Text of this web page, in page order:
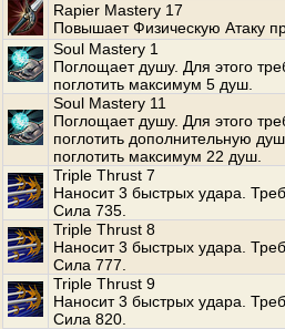
Rapier Mastery 17
Повышает Физическую Атаку
Soul Mastery 1
Поглощает душу. Для этого
поглотить максимум 5 душ.
Soul Mastery 11
Поглощает душу. Для этого
поглотить дополнительную
поглотить максимум 22 душ.
Triple Thrust 7
Наносит 3 быстрых удара.
Сила 735.
Triple Thrust 8
Наносит 3 быстрых удара.
Сила 777.
Triple Thrust 9
Наносит 3 быстрых удара.
Сила 820.